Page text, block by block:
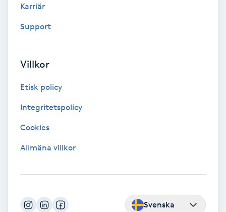
Samtalsterapi
Senioryoga
Shiatsu
Singelfransar
Skalpmassage
Skinbooster
Sklerosering
Karriär
Support
Villkor
Etisk policy
Integritetspolicy
Cookies
Allmäna villkor
Svenska